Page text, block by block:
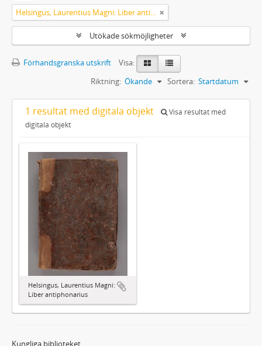
Helsingus, Laurentius Magni: Liber antiphonarius
Utökade sökmöjligheter
Förhandsgranska utskrift
Visa:
Sortera: Startdatum
Riktning: Ökande
1 resultat med digitala objekt
Visa resultat med
digitala objekt
Helsingus, Laurentius Magni:
Liber antiphonarius
Kungliga biblioteket